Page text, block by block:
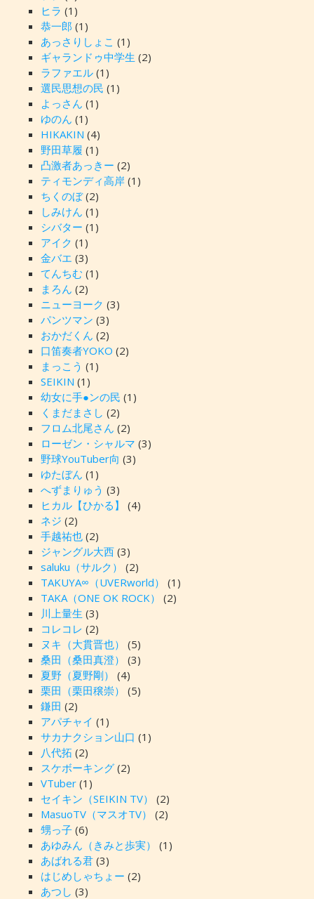
ヒラ (1)
恭一郎 (1)
あっさりしょこ (1)
ギャランドゥ中学生 (2)
ラファエル(1)
選民思想の民 (1)
よっさん (1)
ゆのん (1)
HIKAKIN (4)
野田草履 (1)
凸激者あっきー (2)
ティモンディ高岸(1)
ちくのぼ(2)
しみけん (1)
シバター (1)
アイク (1)
金バエ (3)
てんちむ (1)
まろん (2)
ニューヨーク (3)
パンツマン (3)
おかだくん (2)
口笛奏者YOKO (2)
まっこう (1)
SEIKIN (1)
幼女に手●ンの民 (1)
くまだまさし (2)
フロム北尾さん (2)
ローゼン・シャルマ (3)
野球YouTuber向 (3)
ゆたぼん (1)
へずまりゅう (3)
ヒカル【ひかる】
(4)
ネジ (2)
手越祐也(2)
ジャングル大西(3)
saluku（サルク）
(2)
TAKUYA∞（UVERworld）
(1)
TAKA（ONE OK ROCK）
(2)
川上量生 (3)
コレコレ (2)
ヌキ（大貫晋也）
(5)
桑田（桑田真澄）
(3)
夏野（夏野剛）
(4)
栗田（栗田穣崇）
(5)
鎌田 (2)
アパチャイ (1)
サカナクション山口 (1)
八代拓 (2)
スケボーキング(2)
VTuber(1)
セイキン（SEIKIN TV）
(2)
MasuoTV（マスオTV）
(2)
甥っ子(6)
あゆみん（きみと歩実）
(1)
あばれる君(3)
はじめしゃちょー (2)
あつし (3)